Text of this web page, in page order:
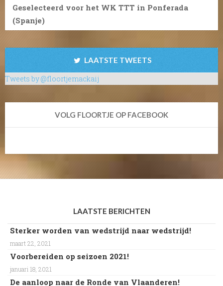
Geselecteerd voor het WK TTT in Ponferada
(Spanje)
LAATSTE TWEETS
Tweets by @floortjemackaij
VOLG FLOORTJE OP FACEBOOK
LAATSTE BERICHTEN
Sterker worden van wedstrijd naar wedstrijd!
maart 22, 2021
Voorbereiden op seizoen 2021!
januari 18, 2021
De aanloop naar de Ronde van Vlaanderen!